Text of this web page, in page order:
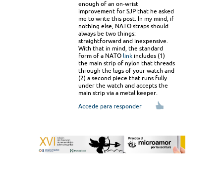
enough of an on-wrist
improvement for SJP that he asked
me to write this post. In my mind, if
nothing else, NATO straps should
always be two things:
straightforward and inexpensive.
With that in mind, the standard
form of a NATO link includes (1)
the main strip of nylon that threads
through the lugs of your watch and
(2) a second piece that runs fully
under the watch and accepts the
main strip via a metal keeper.
Accede para responder